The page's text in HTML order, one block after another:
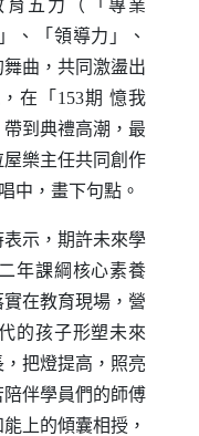
育五力（「專業
、「領導力」、
舞曲，共同激盪出
在「 153期 憶我
到典禮高潮，最
樂主任共同創作
中，畫下句點。
示，期許未來學
年課綱核心素養
實在教育現場，營
的孩子形塑未來
把燈提高，照亮
伴學員們的師傅
上的傾囊相授，